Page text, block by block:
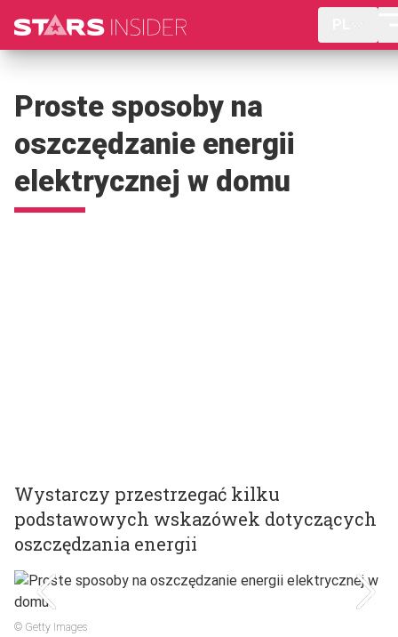
Proste sposoby na
oszczędzanie energii
elektrycznej w domu
Wystarczy przestrzegać kilku
podstawowych wskazówek dotyczących
oszczędzania energii
© Getty Images